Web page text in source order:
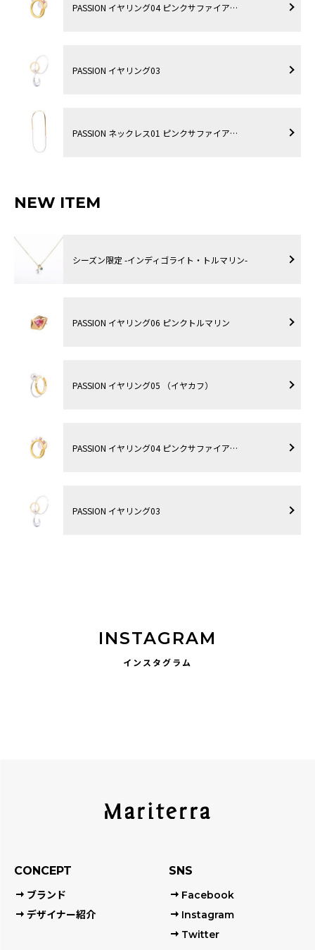
PASSION イヤリング04 ピンクサファイア…
PASSION イヤリング03
PASSION ネックレス01 ピンクサファイア…
NEW ITEM
シーズン限定 -インディゴライト・トルマリン-
PASSION イヤリング06 ピンクトルマリン
PASSION イヤリング05 （イヤカフ）
PASSION イヤリング04 ピンクサファイア…
PASSION イヤリング03
INSTAGRAM
インスタグラム
CONCEPT
ブランド
デザイナー紹介
SNS
Facebook
Instagram
Twitter